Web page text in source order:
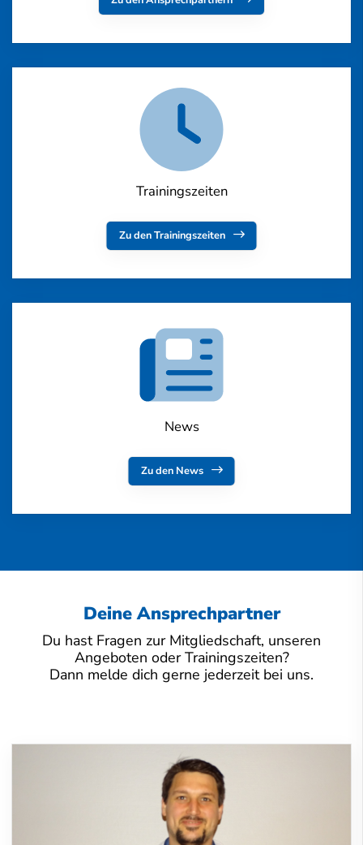
Trainingszeiten
Zu den Trainingszeiten
News
Zu den News
Deine Ansprechpartner
Du hast Fragen zur Mitgliedschaft, unseren
Angeboten oder Trainingszeiten?
Dann melde dich gerne jederzeit bei uns.